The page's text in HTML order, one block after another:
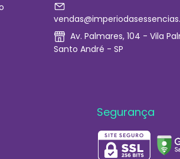
Av. Palmares, 104 - Vila
Santo André - SP
Segurança